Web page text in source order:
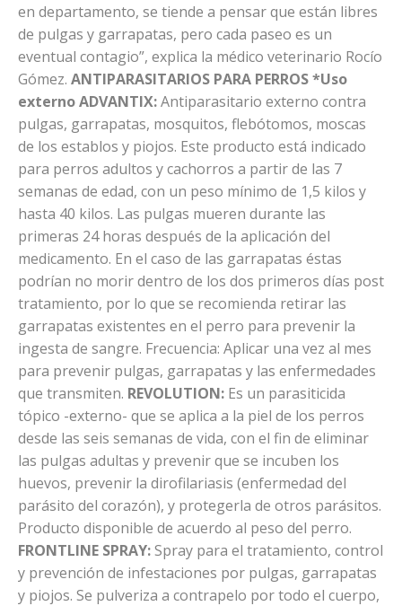
en departamento, se tiende a pensar que están libres
de pulgas y garrapatas, pero cada paseo es un
eventual contagio”, explica la médico veterinario Rocío
Gómez. ANTIPARASITARIOS PARA PERROS*Uso
externoADVANTIX:Antiparasitario externo contra
pulgas, garrapatas, mosquitos, flebótomos, moscas
de los establos y piojos. Este producto está indicado
para perros adultos y cachorros a partir de las 7
semanas de edad, con un peso mínimo de 1,5 kilos y
hasta 40 kilos. Las pulgas mueren durante las
primeras 24 horas después de la aplicación del
medicamento. En el caso de las garrapatas éstas
podrían no morir dentro de los dos primeros días post
tratamiento, por lo que se recomienda retirar las
garrapatas existentes en el perro para prevenir la
ingesta de sangre. Frecuencia: Aplicar una vez al mes
para prevenir pulgas, garrapatas y las enfermedades
que transmiten. REVOLUTION: Es un parasiticida
tópico -externo- que se aplica a la piel de los perros
desde las seis semanas de vida, con el fin de eliminar
las pulgas adultas y prevenir que se incuben los
huevos, prevenir la dirofilariasis (enfermedad del
parásito del corazón), y protegerla de otros parásitos.
Producto disponible de acuerdo al peso del perro.
FRONTLINE SPRAY:Spray para el tratamiento, control
y prevención de infestaciones por pulgas, garrapatas
y piojos. Se pulveriza a contrapelo por todo el cuerpo,